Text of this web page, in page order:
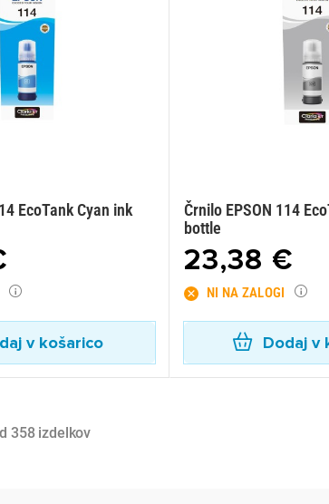
EcoTank Cyan ink
v košarico
Črnilo EPSON 114
bottle
23,38 €
NI NA ZALOGI
Dodaj v
358 izdelkov